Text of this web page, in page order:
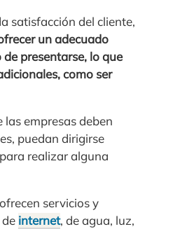
satisfacción del cliente,
un adecuado
presentarse, lo que
como ser
empresas deben
puedan dirigirse
realizar alguna
servicios y
internet, de agua, luz,